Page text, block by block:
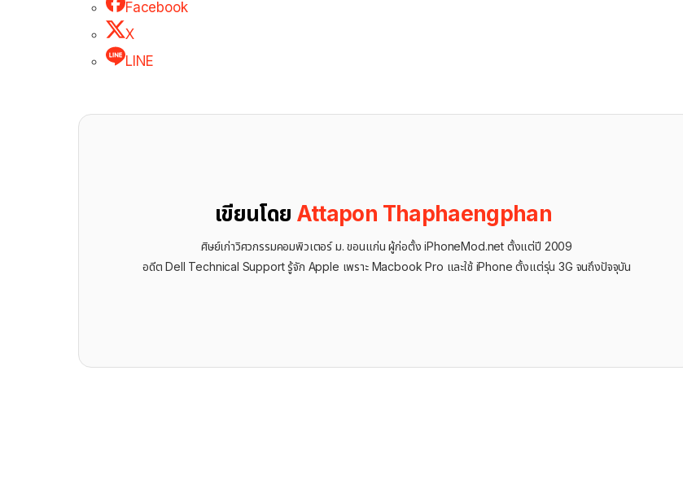
Facebook
X
LINE
เขียนโดย Attapon Thaphaengphan
ศิษย์เก่าวิศวกรรมคอมพิวเตอร์ ม. ขอนแก่น ผู้ก่อตั้ง iPhoneMod.net ตั้งแต่ปี 2009
อดีต Dell Technical Support รู้จัก ​Apple เพราะ Macbook Pro และใช้ iPhone ตั้งแต่รุ่น 3G จนถึงปัจจุบัน